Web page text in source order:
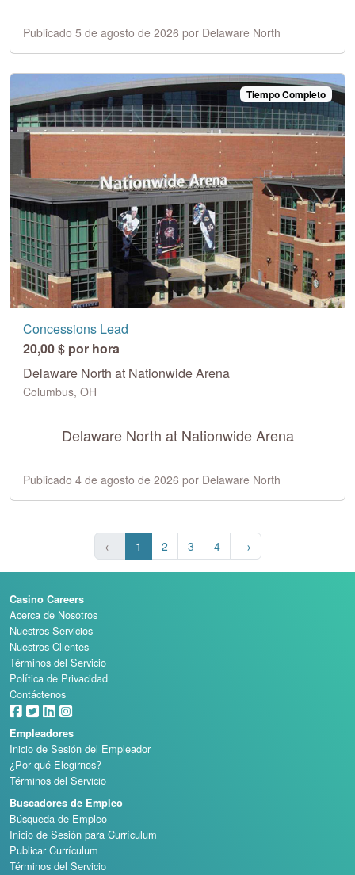
Publicado 5 de agosto de 2026 por Delaware North
Tiempo Completo
Concessions Lead
20,00 $ por hora
Delaware North at Nationwide Arena
Columbus, OH
Delaware North at Nationwide Arena
Publicado 4 de agosto de 2026 por Delaware North
← 1 2 3 4 →
Casino Careers
Acerca de Nosotros
Nuestros Servicios
Nuestros Clientes
Términos del Servicio
Política de Privacidad
Contáctenos
Empleadores
Inicio de Sesión del Empleador
¿Por qué Elegirnos?
Términos del Servicio
Buscadores de Empleo
Búsqueda de Empleo
Inicio de Sesión para Currículum
Publicar Currículum
Términos del Servicio